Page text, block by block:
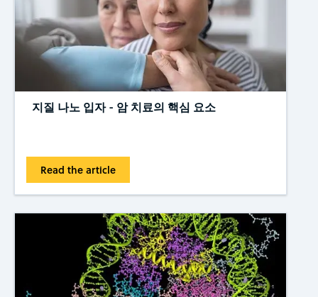
지질 나노 입자 - 암 치료의 핵심 요소
Read the article